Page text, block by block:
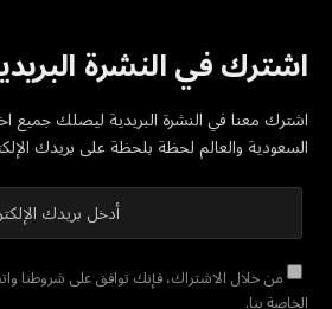
اشترك في النشرة
اشترك معنا في النشرة البريدية ليصلك جميع
السعودية والعالم لحظة بلحظة على بريدك
من خلال الاشتراك، فإنك توافق على شروطنا